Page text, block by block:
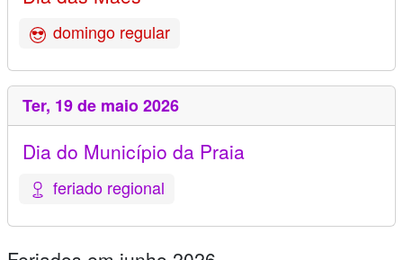
domingo regular
Ter, 19 de maio 2026
Dia do Município da Praia
feriado regional